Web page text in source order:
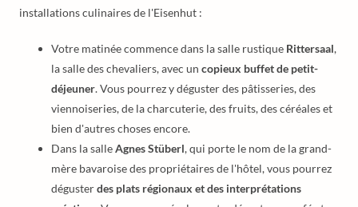
installations culinaires de l'Eisenhut :
Votre matinée commence dans la salle rustique Rittersaal,
la salle des chevaliers, avec un copieux buffet de petit-
déjeuner. Vous pourrez y déguster des pâtisseries, des
viennoiseries, de la charcuterie, des fruits, des céréales et
bien d'autres choses encore.
Dans la salleAgnes Stüberl, qui porte le nom de la grand-
mère bavaroise des propriétaires de l'hôtel, vous pourrez
dégusterdes plats régionaux et des interprétations